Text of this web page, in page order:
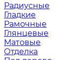
Радиусные
Гладкие
Рамочные
Глянцевые
Матовые
Отделка